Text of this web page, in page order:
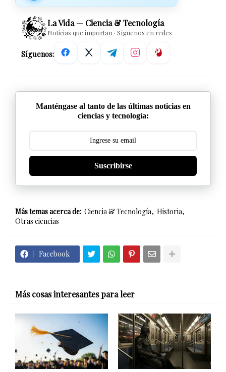
La Vida — Ciencia & Tecnología
Noticias que importan · Síguenos en redes
Síguenos:
Manténgase al tanto de las últimas noticias en
ciencias y tecnología:
Suscribirse
Más temas acerca de: Ciencia & Tecnología Historia
Otras ciencias
Facebook
Más cosas interesantes para leer